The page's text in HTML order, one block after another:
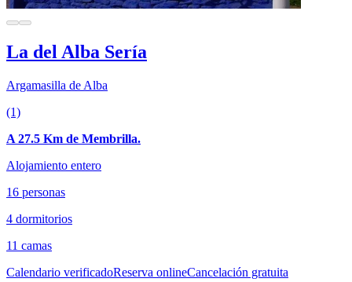
La del Alba Sería
Argamasilla de Alba
(1)
A 27.5 Km de Membrilla.
Alojamiento entero
16 personas
4 dormitorios
11 camas
Calendario verificadoReserva onlineCancelación gratuita